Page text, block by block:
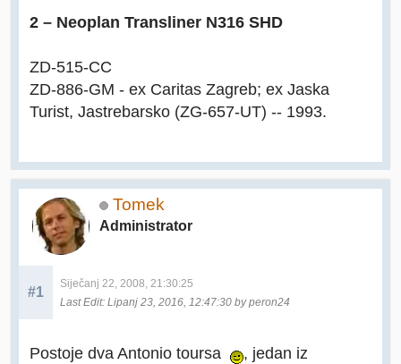
2 – Neoplan Transliner N316 SHD
ZD-515-CC
ZD-886-GM - ex Caritas Zagreb; ex Jaska
Turist, Jastrebarsko (ZG-657-UT) -- 1993.
Tomek
Administrator
#1
Siječanj 22, 2008, 21:30:25
Last Edit: Lipanj 23, 2016, 12:47:30 by peron24
Postoje dva Antonio toursa
, jedan iz